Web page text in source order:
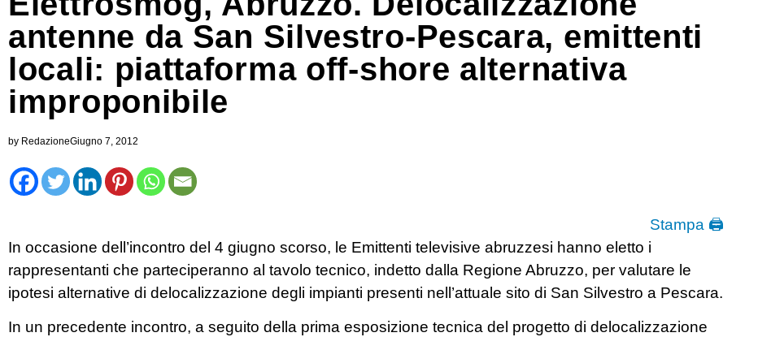
antenne da San Silvestro-Pescara, emittenti
locali: piattaforma off-shore alternativa
improponibile
by RedazioneGiugno 7, 2012
Stampa 🖨
In occasione dell’incontro del 4 giugno scorso, le Emittenti televisive abruzzesi hanno eletto i
rappresentanti che parteciperanno al tavolo tecnico, indetto dalla Regione Abruzzo, per valutare le
ipotesi alternative di delocalizzazione degli impianti presenti nell’attuale sito di San Silvestro a Pescara.
In un precedente incontro, a seguito della prima esposizione tecnica del progetto di delocalizzazione